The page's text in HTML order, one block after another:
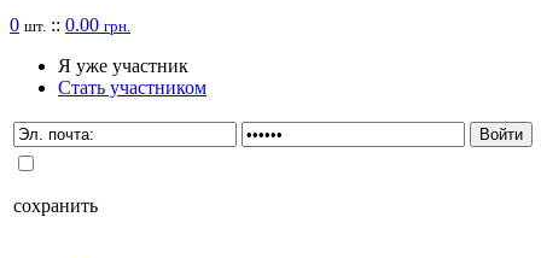
0 шт. :: 0.00 грн.
Я уже участник
Стать участником
сохранить